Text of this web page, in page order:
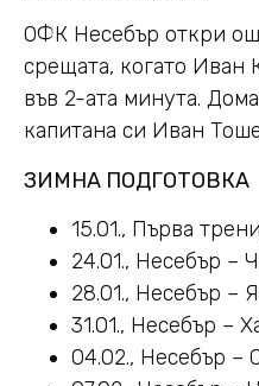
ОФК Несебър откри
срещата, когато Иван
във 2-ата минута.
капитана си Иван
ЗИМНА ПОДГОТОВКА
15.01., Първа
24.01., Несебър –
28.01., Несебър –
31.01., Несебър –
04.02., Несебър –